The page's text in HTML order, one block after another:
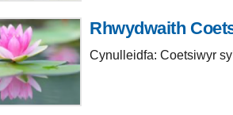
Rhwydwaith
Cynulleidfa: Coetsiwyr